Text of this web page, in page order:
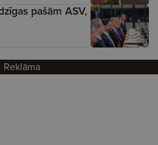
pašām ASV,
Reklāma